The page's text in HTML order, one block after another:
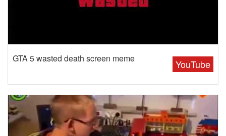
YouTube
GTA 5 wasted death screen meme